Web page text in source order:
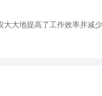
大大地提高了工作效率并减